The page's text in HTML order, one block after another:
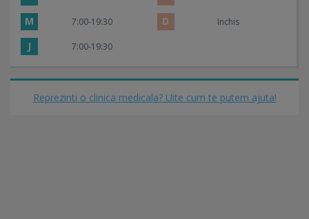
M 7:00-19:30 D Inchis
J 7:00-19:30
Reprezinti o clinica medicala? Uite cum te putem ajuta!